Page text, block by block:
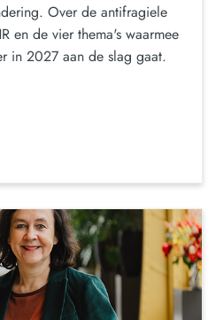
Over de antifragiele
en de vier thema's waarmee
in 2027 aan de slag gaat.